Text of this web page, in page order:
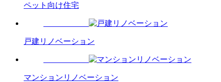
ペット向け住宅
戸建リノベーション
マンションリノベーション